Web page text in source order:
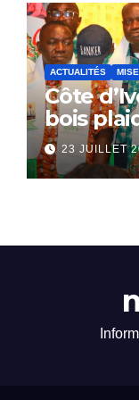
ACTUALITÉS
Côte
bois
23 JUILLET